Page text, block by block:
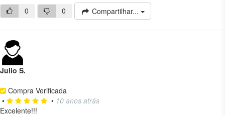
0 0 Compartilhar...
Julio S.
Compra Verificada
•
• 10 anos atrás
Excelente!!!